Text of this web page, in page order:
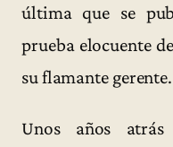
última que se
prueba elocuente
su flamante gerente.
Unos años